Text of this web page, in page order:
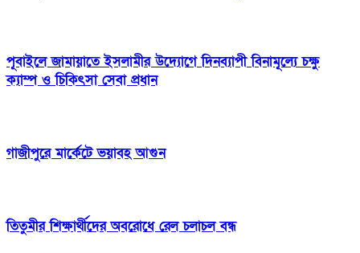
পূবাইলে জামায়াতে ইসলামীর উদ্যোগে দিনব্যাপী বিনামূল্যে চক্ষু
ক্যাম্প ও চিকিৎসা সেবা প্রধান
গাজীপুরে মার্কেটে ভয়াবহ আগুন
তিতুমীর শিক্ষার্থীদের অবরোধে রেল চলাচল বন্ধ